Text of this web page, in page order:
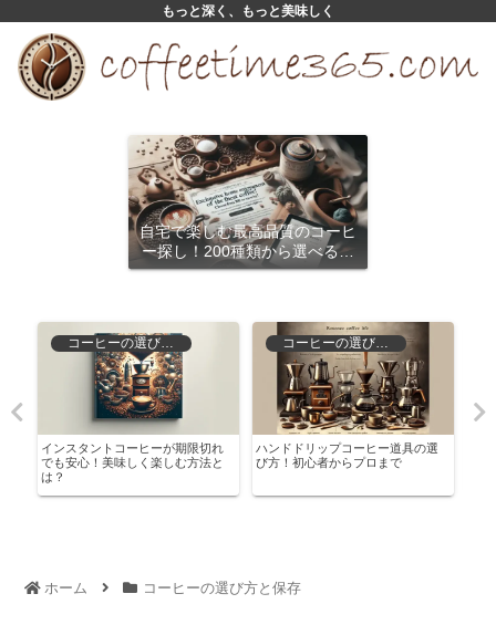
もっと深く、もっと美味しく
自宅で楽しむ最高品質のコーヒ
ー探し！200種類から選べるサ
ブスクリプション
インスタントコーヒーが期限切れ
でも安心！美味しく楽しむ方法と
は？
ハンドドリップコーヒー道具の選
び方！初心者からプロまで
ホーム コーヒーの選び方と保存